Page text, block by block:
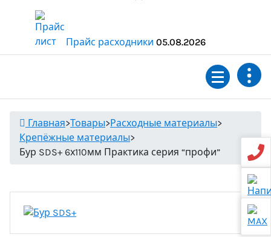
Прайс расходники 05.08.2026
Главная>Товары>Расходные материалы>
Крепёжные материалы>
Бур SDS+ 6х110мм Практика серия “профи”